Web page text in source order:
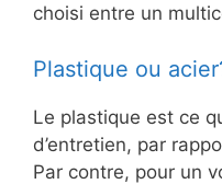
choisi entre un
Plastique ou
Le plastique est ce
d’entretien, par
Par contre, pour un